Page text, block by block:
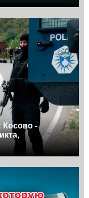
Косово -